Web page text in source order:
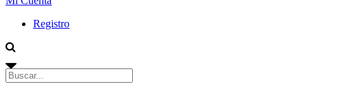
Registro